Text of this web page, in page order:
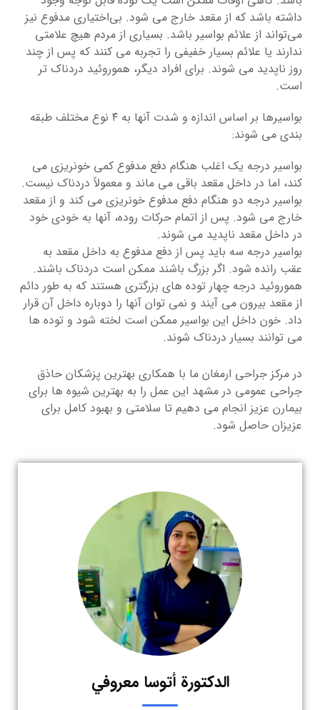
داشته باشد که از مقعد خارج می شود. بی‌اختیاری مدفوع نیز
می‌تواند از علائم بواسیر باشد. بسیاری از مردم هیچ علامتی
ندارند یا علائم بسیار خفیفی را تجربه می کنند که پس از چند
روز ناپدید می شوند. برای افراد دیگر، هموروئید دردناک تر
است.
بواسیرها بر اساس اندازه و شدت آنها به ۴ نوع مختلف طبقه
بندی می شوند:
بواسیر درجه یک اغلب هنگام دفع مدفوع کمی خونریزی می
کند، اما در داخل مقعد باقی می ماند و معمولاً دردناک نیست.
بواسیر درجه دو هنگام دفع مدفوع خونریزی می کند و از مقعد
خارج می شود. پس از اتمام حرکات روده، آنها به خودی خود
در داخل مقعد ناپدید می شوند.
بواسیر درجه سه باید پس از دفع مدفوع به داخل مقعد به
عقب رانده شود. اگر بزرگ باشند ممکن است دردناک باشند.
هموروئید درجه چهار توده های بزرگتری هستند که به طور دائم
از مقعد بیرون می آیند و نمی توان آنها را دوباره داخل آن قرار
داد. خون داخل این بواسیر ممکن است لخته شود و توده ها
می توانند بسیار دردناک شوند.
در مرکز جراحی ارمغان ما با همکاری بهترین پزشکان حاذق
جراحی عمومی در مشهد این عمل را به بهترین شیوه ها برای
بیمارن عزیز انجام می دهیم تا سلامتی و بهبود کامل برای
عزیزان حاصل شود.
الدكتورة أتوسا معروفي